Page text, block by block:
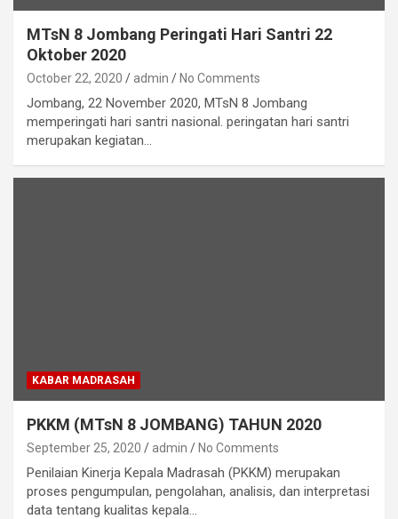
MTsN 8 Jombang Peringati Hari Santri 22
Oktober 2020
October 22, 2020 admin No Comments
Jombang, 22 November 2020, MTsN 8 Jombang
memperingati hari santri nasional. peringatan hari santri
merupakan kegiatan…
KABAR MADRASAH
PKKM (MTsN 8 JOMBANG) TAHUN 2020
September 25, 2020 admin No Comments
Penilaian Kinerja Kepala Madrasah (PKKM) merupakan
proses pengumpulan, pengolahan, analisis, dan interpretasi
data tentang kualitas kepala…